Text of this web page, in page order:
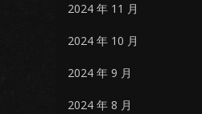
2024 年 11 月
2024 年 10 月
2024 年 9 月
2024 年 8 月